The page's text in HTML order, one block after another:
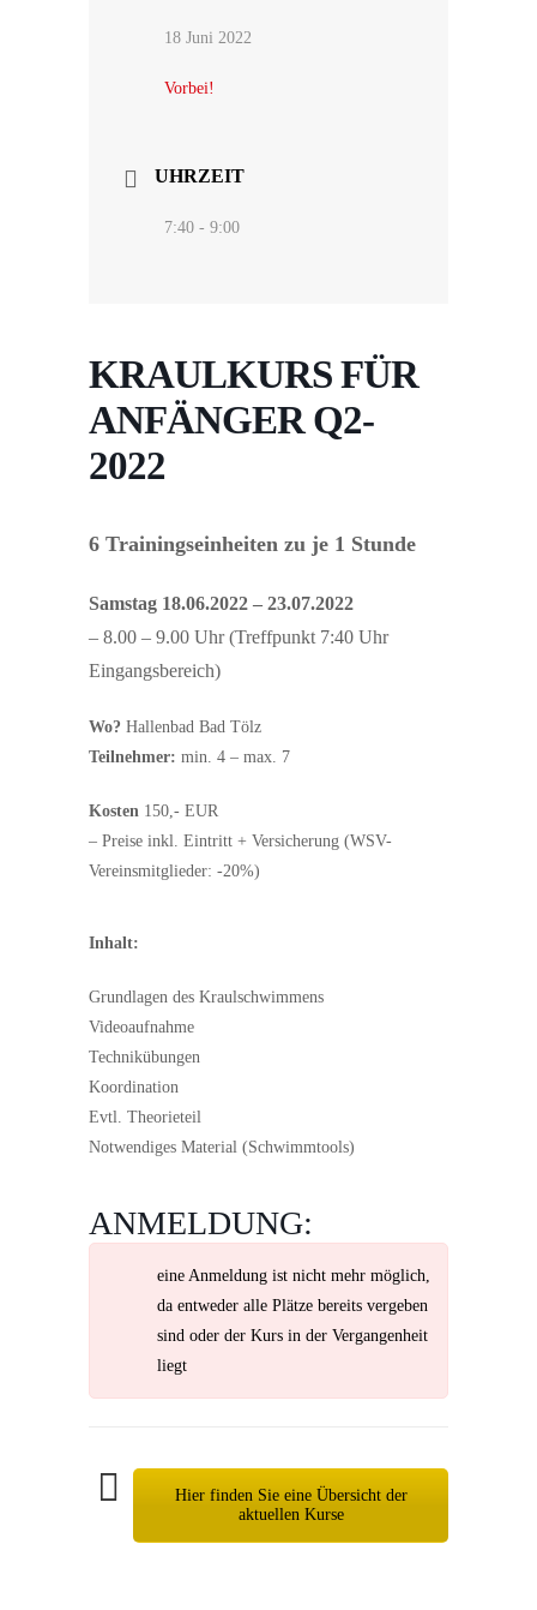
18 Juni 2022
Vorbei!
UHRZEIT
7:40 - 9:00
KRAULKURS FÜR
ANFÄNGER Q2-
2022
6 Trainingseinheiten zu je 1 Stunde
Samstag 18.06.2022 – 23.07.2022
– 8.00 – 9.00 Uhr (Treffpunkt 7:40 Uhr
Eingangsbereich)
Wo? Hallenbad Bad Tölz
Teilnehmer: min. 4 – max. 7
Kosten 150,- EUR
– Preise inkl. Eintritt + Versicherung (WSV-
Vereinsmitglieder: -20%)
Inhalt:
Grundlagen des Kraulschwimmens
Videoaufnahme
Technikübungen
Koordination
Evtl. Theorieteil
Notwendiges Material (Schwimmtools)
ANMELDUNG:
eine Anmeldung ist nicht mehr möglich,
da entweder alle Plätze bereits vergeben
sind oder der Kurs in der Vergangenheit
liegt
Hier finden Sie eine Übersicht der
aktuellen Kurse